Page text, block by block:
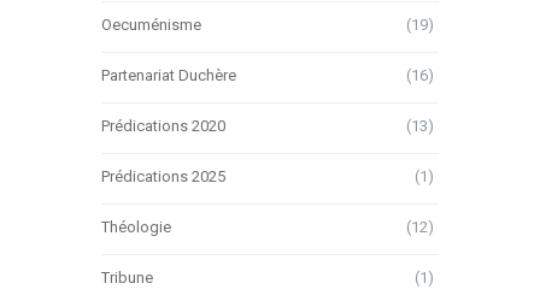
Oecuménisme (19)
Partenariat Duchère (16)
Prédications 2020 (13)
Prédications 2025 (1)
Théologie (12)
Tribune (1)